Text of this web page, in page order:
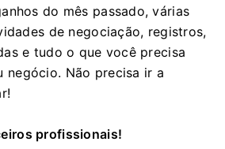
do mês passado, várias
de negociação, registros,
e tudo o que você precisa
negócio. Não precisa ir a
profissionais!